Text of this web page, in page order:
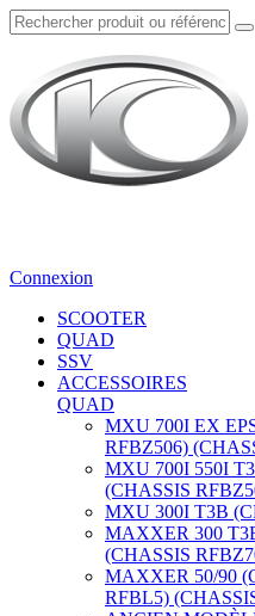
Connexion
SCOOTER
QUAD
SSV
ACCESSOIRES
QUAD
MXU 700I EX
RFBZ506)
MXU 700I 550I
(CHASSIS
MXU 300I T3B
MAXXER 300
(CHASSIS
MAXXER 50/90
RFBL5)